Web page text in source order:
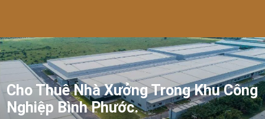
Cho Thuê Nhà Xưởng Trong Khu Công
Nghiệp Bình Phước.